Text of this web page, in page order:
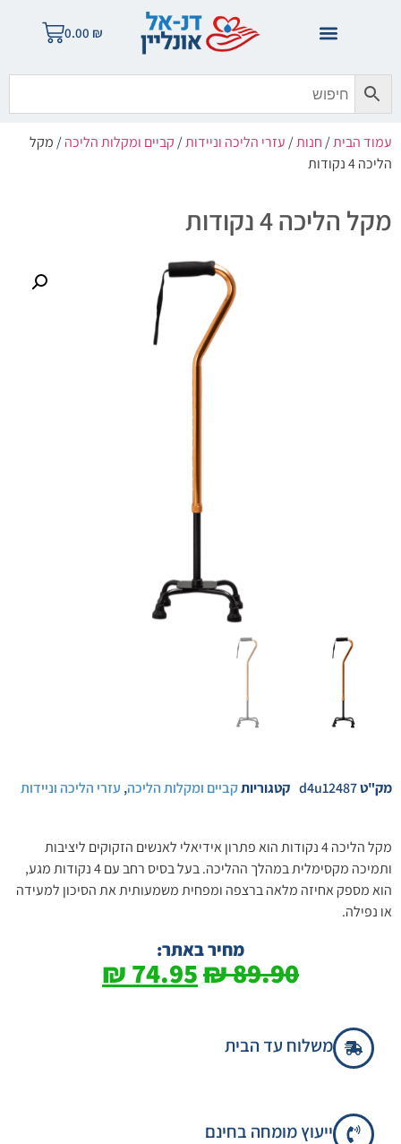
0.00 ₪
עמוד הבית/חנות/עזרי הליכה וניידות/קביים ומקלות הליכה/ מקל
הליכה 4 נקודות
מקל הליכה 4 נקודות
מק"טd4u12487 קטגוריותקביים ומקלות הליכה, עזרי הליכה וניידות
מקל הליכה 4 נקודות הוא פתרון אידיאלי לאנשים הזקוקים ליציבות
ותמיכה מקסימלית במהלך ההליכה. בעל בסיס רחב עם 4 נקודות מגע,
הוא מספק אחיזה מלאה ברצפה ומפחית משמעותית את הסיכון למעידה
או נפילה.
מחיר באתר:
89.90
₪
74.95
₪
משלוח עד הבית
ייעוץ מומחה בחינם